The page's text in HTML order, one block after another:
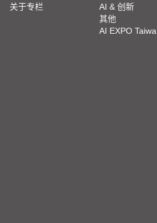
关于专栏
AI & 创新
其他
AI EXPO